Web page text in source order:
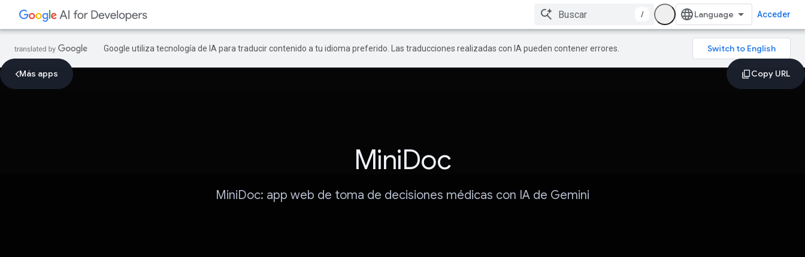
/ Acceder
Google utiliza tecnología de IA para traducir contenido a tu idioma preferido. Las traducciones realizadas con IA pueden contener errores.
Más apps
MiniDoc
MiniDoc: app web de toma de decisiones médicas con IA de Gemini